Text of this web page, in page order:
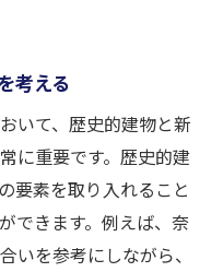
考える
いて、歴史的建物と新
に重要です。歴史的建
要素を取り入れること
できます。例えば、奈
いを参考にしながら、